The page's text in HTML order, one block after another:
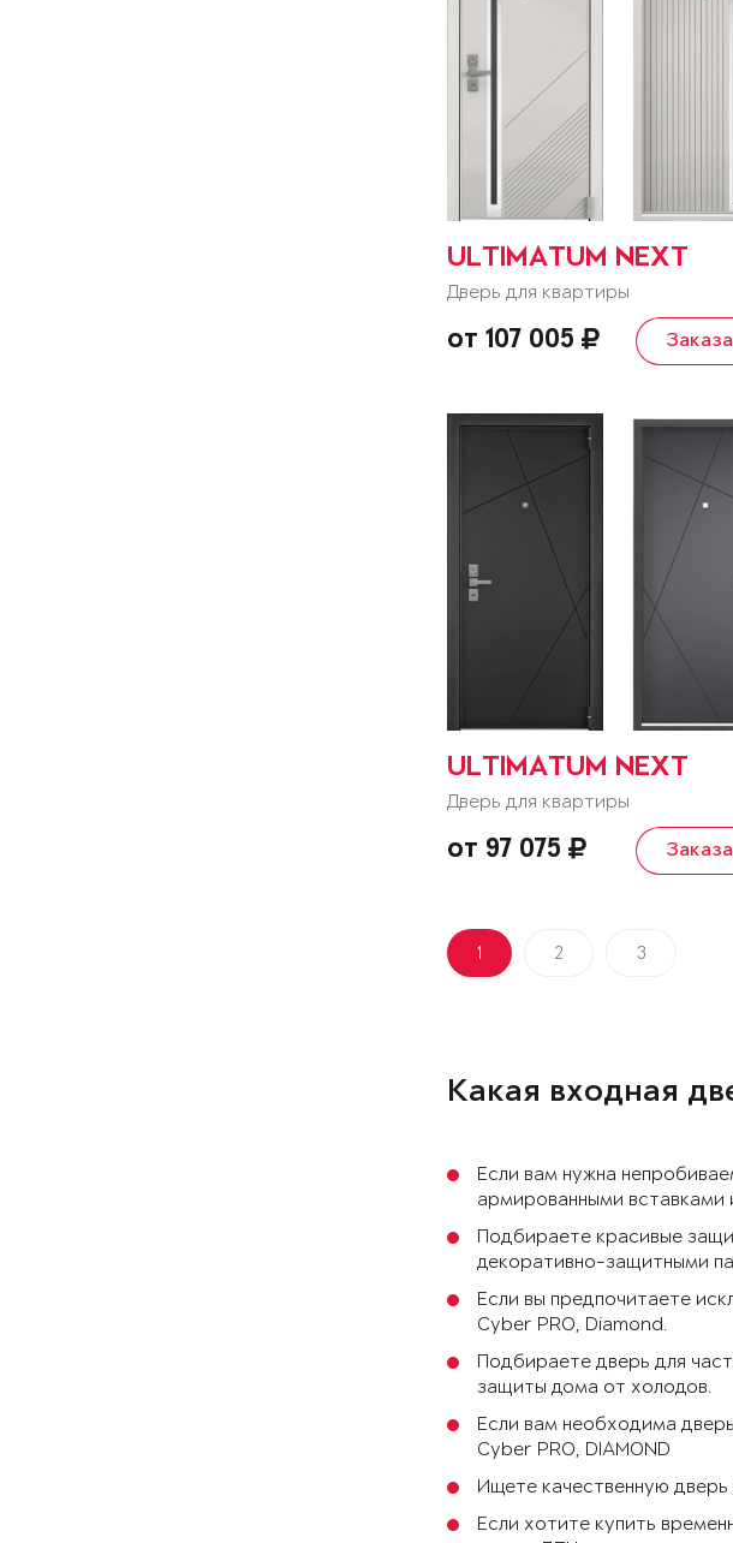
ULTIMATUM NEXT
Дверь для квартиры
от 107 005
ULTIMATUM NEXT
Дверь для квартиры
от 97 075
1 2 3
Какая входная
Если вам нужна
армированными вставками
Подбираете красивые
декоративно-защитными
Если вы предпочитаете
Cyber PRO, Diamond.
Подбираете дверь для
защиты дома от холодов.
Если вам необходима
Cyber PRO, DIAMOND
Ищете качественную
Если хотите купить